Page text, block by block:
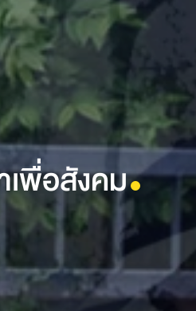
เพื่อสังคม